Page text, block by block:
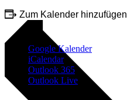
Zum Kalender hinzufügen
Google Kalender
iCalendar
Outlook 365
Outlook Live